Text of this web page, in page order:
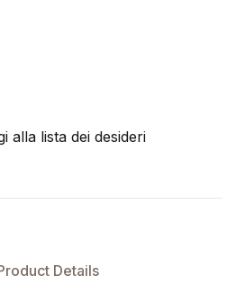
alla lista dei desideri
Details